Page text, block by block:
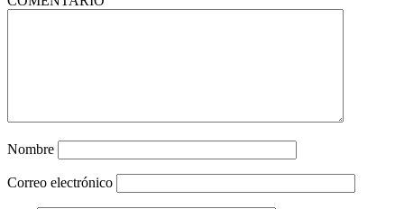
Nombre
Correo electrónico